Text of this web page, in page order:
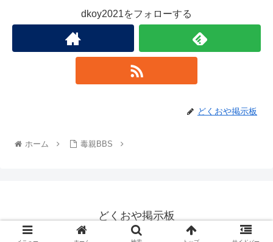
dkoy2021をフォローする
どくおや掲示板
ホーム 毒親BBS
どくおや掲示板
© 2022 どくおや掲示板.